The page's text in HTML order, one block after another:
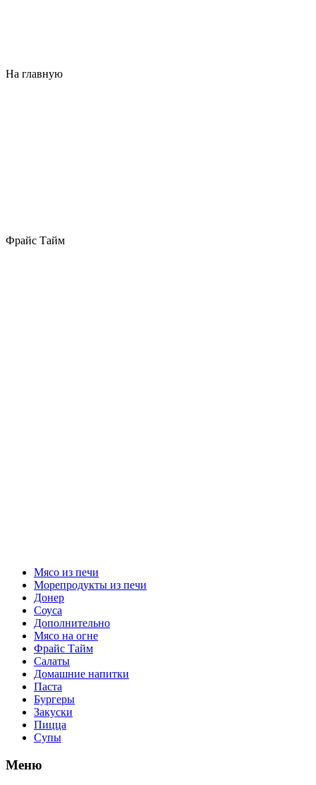
На главную
Фрайс Тайм
Мясо из печи
Морепродукты из печи
Донер
Соуса
Дополнительно
Мясо на огне
Фрайс Тайм
Салаты
Домашние напитки
Паста
Бургеры
Закуски
Пицца
Супы
Меню